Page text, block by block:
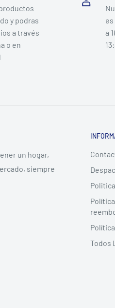
y podras
a través
o en
a
un hogar,
siempre
Todos
iniciar sesión
su cuenta para agregar
los artículos guardados